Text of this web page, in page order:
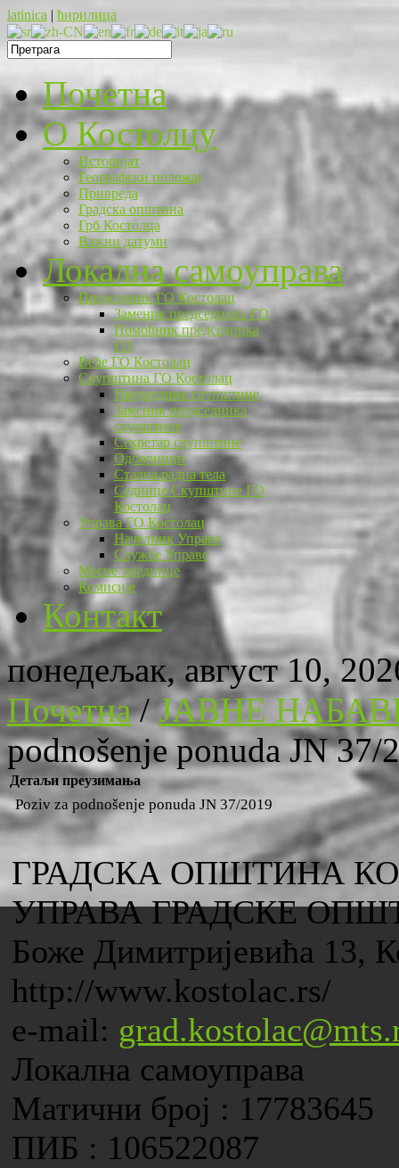
latinica | ћирилица
Почетна
O Костолцу
Историјат
Географски положај
Привреда
Градска општина
Грб Костолца
Важни датуми
Локална самоуправа
Председник ГО Костолац
Заменик председника ГО
Помоћник председника
ГО
Веће ГО Костолац
Скупштина ГО Костолац
Председник скупштине
Заменик председника
скупштине
Секретар скупштине
Одборници
Стална радна тела
Седнице Скупштине ГО
Костолац
Управа ГО Костолац
Начелник Управе
Службе Управе
Месне заједнице
Комисије
Контакт
понедељак, август 10,
Почетна/ЈАВНЕ
podnošenje ponuda JN 37/
Детаљи преузимања
Poziv za podnošenje ponuda JN 37/2019
ГРАДСКА ОПШТИНА
УПРАВА ГРАДСКЕ
Боже Димитријевића 13,
http://www.kostolac.rs/
e-mail:
Локална самоуправа
Матични број : 17783645
ПИБ : 106522087